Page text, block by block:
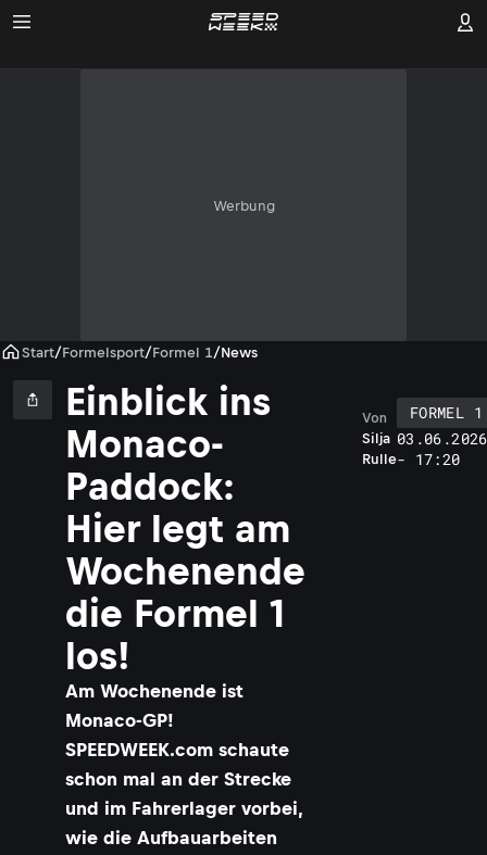
Werbung
Start/Formelsport/Formel 1/News
Einblick ins
Monaco-
Paddock:
Hier legt am
Wochenende
die Formel 1
los!
Am Wochenende ist
Monaco-GP!
SPEEDWEEK.com schaute
schon mal an der Strecke
und im Fahrerlager vorbei,
wie die Aufbauarbeiten
Silja
Rulle
Von
FORMEL 1
03.06.2026
- 17:20